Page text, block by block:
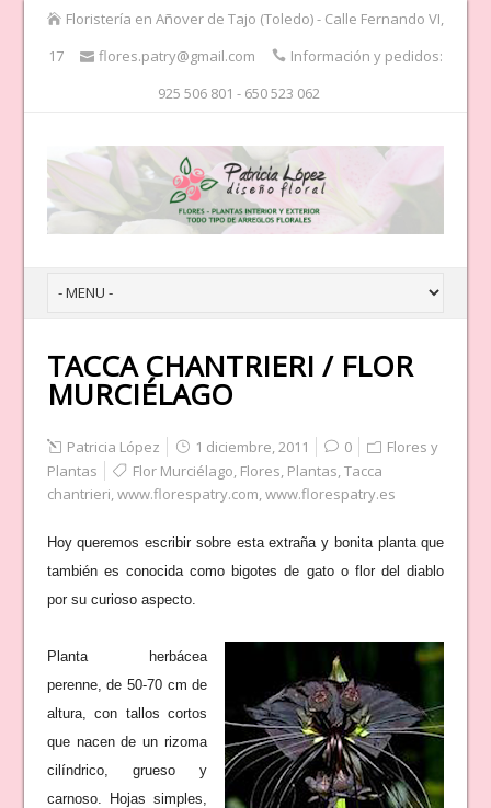
Floristería en Añover de Tajo (Toledo) - Calle Fernando VI,
17
flores.patry@gmail.com
Información y pedidos:
925 506 801 - 650 523 062
TACCA CHANTRIERI / FLOR
MURCIÉLAGO
Patricia López 1 diciembre, 2011 0
Flores y
Plantas
Flor Murciélago, Flores, Plantas,Tacca
chantrieri,www.florespatry.com,www.florespatry.es
Hoy queremos escribir sobre esta extraña y bonita planta que
también es conocida como bigotes de gato o flor del diablo
por su curioso aspecto.
Planta herbácea
perenne, de 50-70 cm de
altura, con tallos cortos
que nacen de un rizoma
cilíndrico, grueso y
carnoso. Hojas simples,